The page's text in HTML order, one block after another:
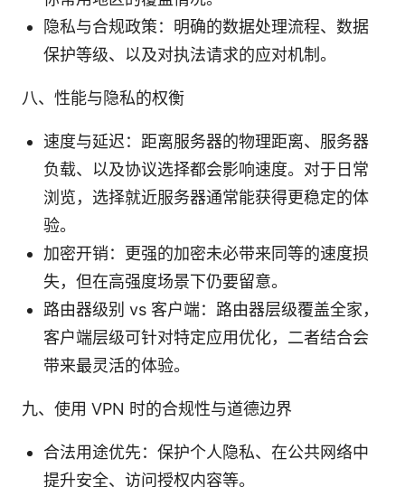
隐私与合规政策：明确的数据处理流程、数据
保护等级、以及对执法请求的应对机制。
八、性能与隐私的权衡
速度与延迟：距离服务器的物理距离、服务器
负载、以及协议选择都会影响速度。对于日常
浏览，选择就近服务器通常能获得更稳定的体
验。
加密开销：更强的加密未必带来同等的速度损
失，但在高强度场景下仍要留意。
路由器级别 vs 客户端：路由器层级覆盖全家，
客户端层级可针对特定应用优化，二者结合会
带来最灵活的体验。
九、使用 VPN 时的合规性与道德边界
合法用途优先：保护个人隐私、在公共网络中
提升安全、访问授权内容等。